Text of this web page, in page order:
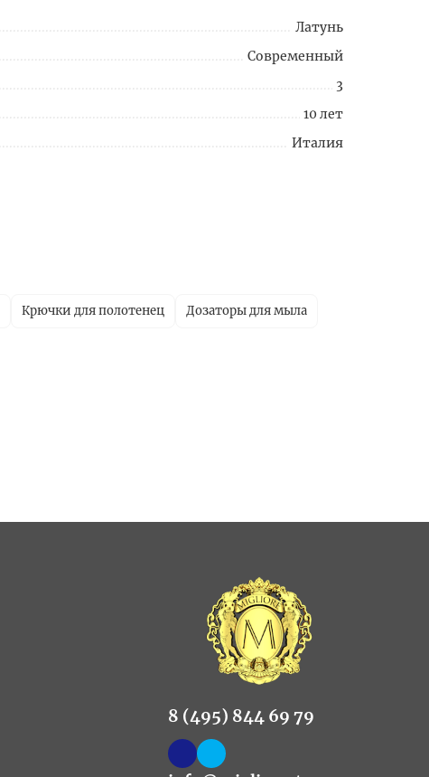
Латунь
Современный
3
10 лет
Италия
Крючки для полотенец Дозаторы для мыла
8 (495) 844 69 79